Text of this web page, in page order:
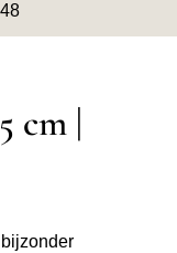
cm |